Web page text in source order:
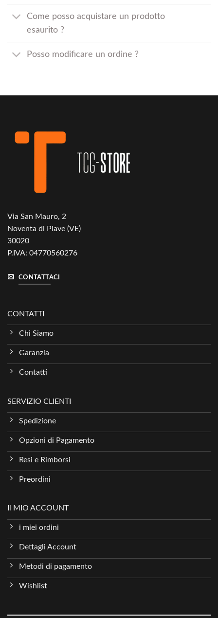
Come posso acquistare un prodotto
esaurito ?
Posso modificare un ordine ?
Via San Mauro, 2
Noventa di Piave (VE)
30020
P.IVA: 04770560276
CONTATTACI
CONTATTI
Chi Siamo
Garanzia
Contatti
SERVIZIO CLIENTI
Spedizione
Opzioni di Pagamento
Resi e Rimborsi
Preordini
Il MIO ACCOUNT
i miei ordini
Dettagli Account
Metodi di pagamento
Wishlist